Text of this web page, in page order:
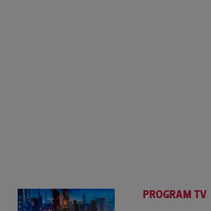
PROGRAM TV